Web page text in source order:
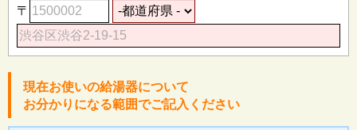
〒
現在お使いの給湯器について
お分かりになる範囲でご記入ください